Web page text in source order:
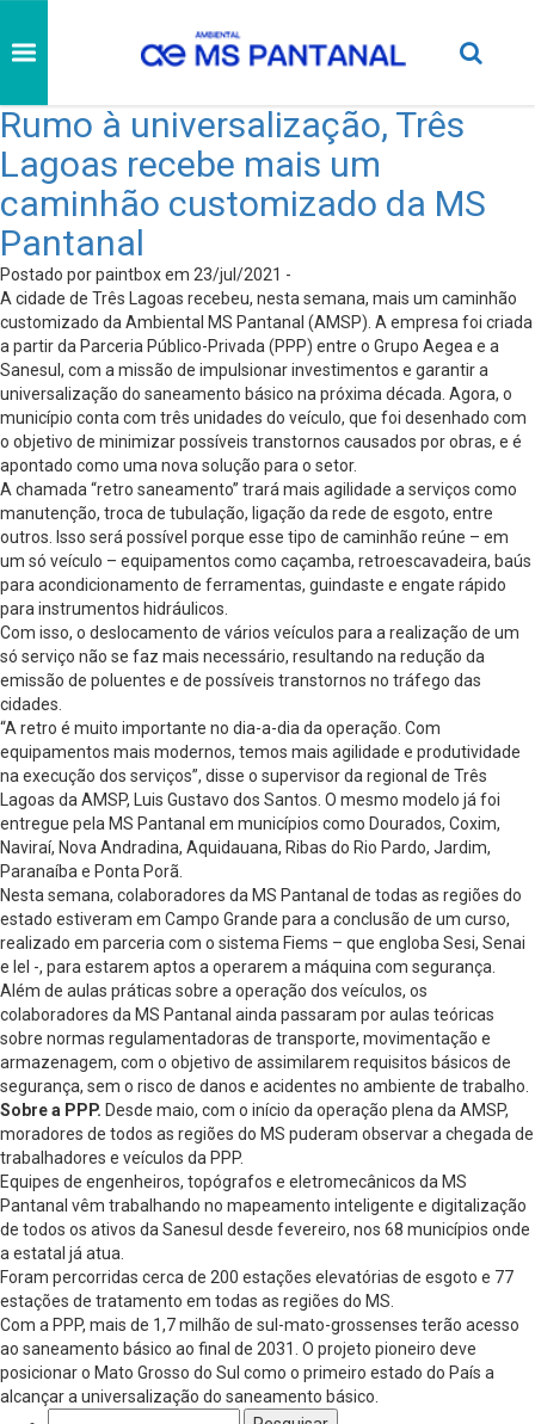
Rumo à universalização, Três
Lagoas recebe mais um
caminhão customizado da MS
Pantanal
Postado por paintbox em 23/jul/2021 -
A cidade de Três Lagoas recebeu, nesta semana, mais um caminhão
customizado da Ambiental MS Pantanal (AMSP). A empresa foi criada
a partir da Parceria Público-Privada (PPP) entre o Grupo Aegea e a
Sanesul, com a missão de impulsionar investimentos e garantir a
universalização do saneamento básico na próxima década. Agora, o
município conta com três unidades do veículo, que foi desenhado com
o objetivo de minimizar possíveis transtornos causados por obras, e é
apontado como uma nova solução para o setor.
A chamada “retro saneamento” trará mais agilidade a serviços como
manutenção, troca de tubulação, ligação da rede de esgoto, entre
outros. Isso será possível porque esse tipo de caminhão reúne – em
um só veículo – equipamentos como caçamba, retroescavadeira, baús
para acondicionamento de ferramentas, guindaste e engate rápido
para instrumentos hidráulicos.
Com isso, o deslocamento de vários veículos para a realização de um
só serviço não se faz mais necessário, resultando na redução da
emissão de poluentes e de possíveis transtornos no tráfego das
cidades.
“A retro é muito importante no dia-a-dia da operação. Com
equipamentos mais modernos, temos mais agilidade e produtividade
na execução dos serviços”, disse o supervisor da regional de Três
Lagoas da AMSP, Luis Gustavo dos Santos. O mesmo modelo já foi
entregue pela MS Pantanal em municípios como Dourados, Coxim,
Naviraí, Nova Andradina, Aquidauana, Ribas do Rio Pardo, Jardim,
Paranaíba e Ponta Porã.
Nesta semana, colaboradores da MS Pantanal de todas as regiões do
estado estiveram em Campo Grande para a conclusão de um curso,
realizado em parceria com o sistema Fiems – que engloba Sesi, Senai
e Iel -, para estarem aptos a operarem a máquina com segurança.
Além de aulas práticas sobre a operação dos veículos, os
colaboradores da MS Pantanal ainda passaram por aulas teóricas
sobre normas regulamentadoras de transporte, movimentação e
armazenagem, com o objetivo de assimilarem requisitos básicos de
segurança, sem o risco de danos e acidentes no ambiente de trabalho.
Sobre a PPP. Desde maio, com o início da operação plena da AMSP,
moradores de todos as regiões do MS puderam observar a chegada de
trabalhadores e veículos da PPP.
Equipes de engenheiros, topógrafos e eletromecânicos da MS
Pantanal vêm trabalhando no mapeamento inteligente e digitalização
de todos os ativos da Sanesul desde fevereiro, nos 68 municípios onde
a estatal já atua.
Foram percorridas cerca de 200 estações elevatórias de esgoto e 77
estações de tratamento em todas as regiões do MS.
Com a PPP, mais de 1,7 milhão de sul-mato-grossenses terão acesso
ao saneamento básico ao final de 2031. O projeto pioneiro deve
posicionar o Mato Grosso do Sul como o primeiro estado do País a
alcançar a universalização do saneamento básico.